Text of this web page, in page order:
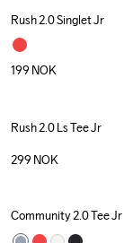
Rush 2.0 Singlet Jr
199 NOK
Rush 2.0 Ls Tee Jr
299 NOK
Community 2.0 Tee Jr